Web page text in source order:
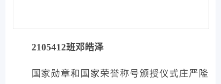
2105412班邓皓泽
国家勋章和国家荣誉称号颁授仪式庄严隆